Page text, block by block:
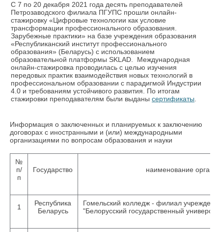
С 7 по 20 декабря 2021 года десять преподавателей
Петрозаводского филиала ПГУПС прошли онлайн-
стажировку «Цифровые технологии как условие
трансформации профессионального образования.
Зарубежные практики» на базе учреждения образования
«Республиканский институт профессионального
образования» (Беларусь) с использованием
образовательной платформы SKLAD. Международная
онлайн-стажировка проводилась с целью изучения
передовых практик взаимодействия новых технологий в
профессиональном образовании с парадигмой Индустрии
4.0 и требованиям устойчивого развития. По итогам
стажировки преподавателям были выданы сертификаты.
Информация о заключенных и планируемых к заключению
договорах с иностранными и (или) международными
организациями по вопросам образования и науки
№
п/
п
Государство наименование
1
Республика
Беларусь
Гомельский колледж - филиал
"Белорусский государственный